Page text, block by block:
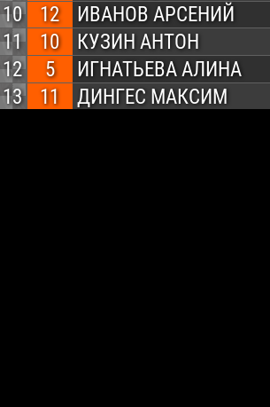
10
12 ИВАНОВ АРСЕНИЙ
11
10 КУЗИН АНТОН
12
5 ИГНАТЬЕВА АЛИНА
13
11 ДИНГЕС МАКСИМ